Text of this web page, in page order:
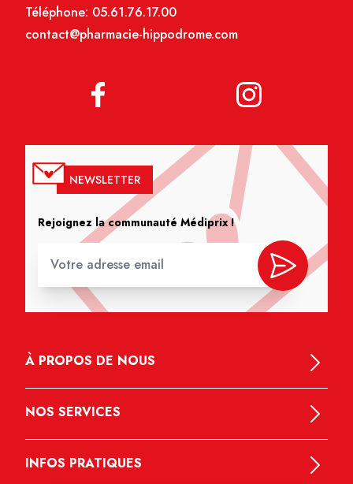
Téléphone: 05.61.76.17.00
contact@pharmacie-hippodrome.com
NEWSLETTER
Rejoignez la communauté Médiprix !
À PROPOS DE NOUS
NOS SERVICES
INFOS PRATIQUES